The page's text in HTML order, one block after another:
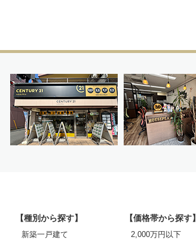
【種別から探す】
新築一戸建て
【価格帯から探す】
2,000万円以下